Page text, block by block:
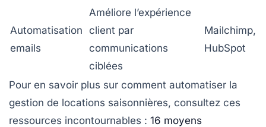
Automatisation
emails
Améliore l’expérience
client par
communications
ciblées
Mailchimp,
HubSpot
Pour en savoir plus sur comment automatiser la
gestion de locations saisonnières, consultez ces
ressources incontournables : 16 moyens